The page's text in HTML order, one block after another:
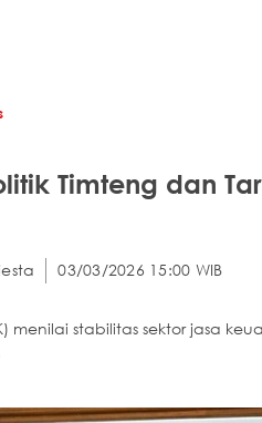
Timteng dan
03/03/2026 15:00 WIB
menilai stabilitas sektor jasa